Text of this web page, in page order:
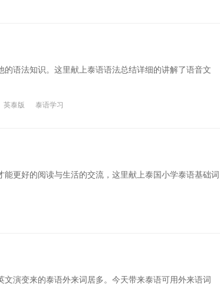
语法知识。这里献上泰语语法总结详细的讲解了语音文
英泰版 泰语学习
更好的阅读与生活的交流，这里献上泰国小学泰语基础词
演变来的泰语外来词居多。今天带来泰语可用外来语词